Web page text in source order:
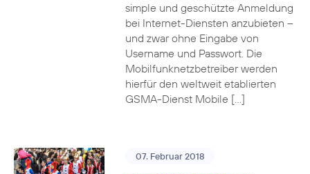
simple und geschützte Anmeldung
bei Internet-Diensten anzubieten –
und zwar ohne Eingabe von
Username und Passwort. Die
Mobilfunknetzbetreiber werden
hierfür den weltweit etablierten
GSMA-Dienst Mobile […]
07. Februar 2018